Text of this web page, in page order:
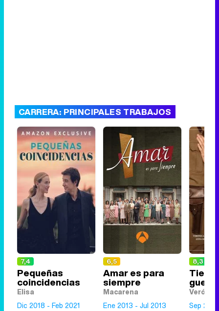
CARRERA: PRINCIPALES TRABAJOS
7,4
Pequeñas
coincidencias
Elisa
Dic 2018 - Feb 2021
6,5
Amar es para
siempre
Macarena
Ene 2013 - Jul 2013
8,3
guerra
Sep